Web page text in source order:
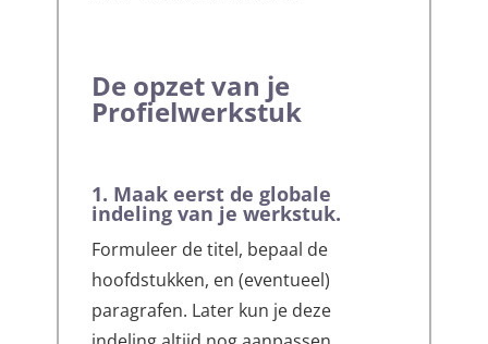
De opzet van je
Profielwerkstuk
1. Maak eerst de globale
indeling van je werkstuk.
Formuleer de titel, bepaal de
hoofdstukken, en (eventueel)
paragrafen. Later kun je deze